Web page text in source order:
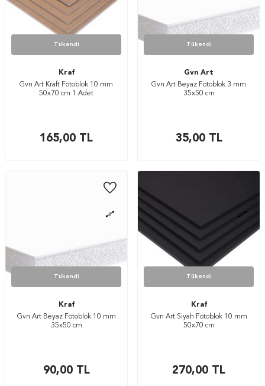
Tükendi
Kraf
Gvn Art Kraft Fotoblok 10 mm
50x70 cm 1 Adet
165,00 TL
Tükendi
Gvn Art
Gvn Art Beyaz Fotoblok 3 mm
35x50 cm
35,00TL
Tükendi
Kraf
Gvn Art Beyaz Fotoblok 10 mm
35x50 cm
90,00TL
Tükendi
Kraf
Gvn Art Siyah Fotoblok 10 mm
50x70 cm
270,00 TL